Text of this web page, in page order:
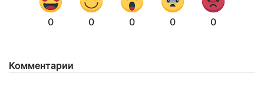
0 0 0 0 0
Комментарии